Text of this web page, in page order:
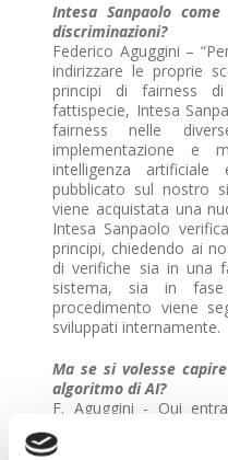
Intesa Sanpaolo
discriminazioni?
Federico Aguggini –
indirizzare le proprie
principi di fairness
fattispecie, Intesa
fairness nelle
implementazione e
intelligenza
pubblicato sul nostro
viene acquistata una
Intesa Sanpaolo
principi, chiedendo ai
di verifiche sia in una
sistema, sia in
procedimento viene
sviluppati internamente.
Ma se si volesse
algoritmo di AI?
F. Aguggini - Qui
principi di trasparenza
codice etico. Abbiamo